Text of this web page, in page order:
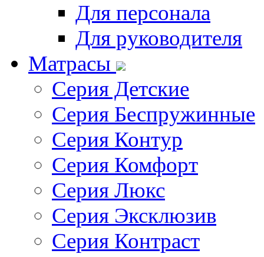
Для персонала
Для руководителя
Матрасы
Серия Детские
Серия Беспружинные
Серия Контур
Серия Комфорт
Серия Люкс
Серия Эксклюзив
Серия Контраст